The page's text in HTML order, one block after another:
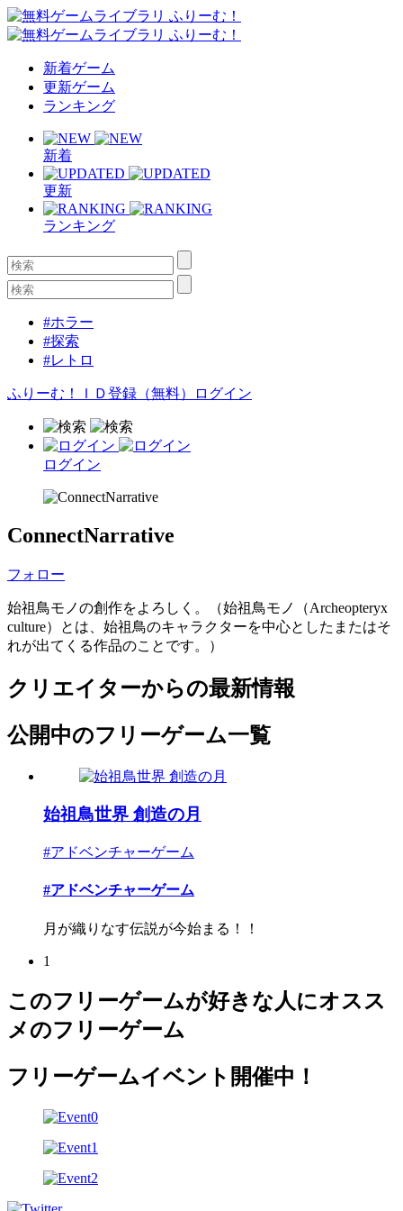
新着ゲーム
更新ゲーム
ランキング
新着
更新
ランキング
#ホラー
#探索
#レトロ
ふりーむ！ＩＤ登録（無料） ログイン
ログイン
ConnectNarrative
フォロー
始祖鳥モノの創作をよろしく。（始祖鳥モノ（Archeopteryx
culture）とは、始祖鳥のキャラクターを中心としたまたはそ
れが出てくる作品のことです。）
クリエイターからの最新情報
公開中のフリーゲーム一覧
始祖鳥世界 創造の月
#アドベンチャーゲーム
#アドベンチャーゲーム
月が織りなす伝説が今始まる！！
1
このフリーゲームが好きな人にオスス
メのフリーゲーム
フリーゲームイベント開催中！